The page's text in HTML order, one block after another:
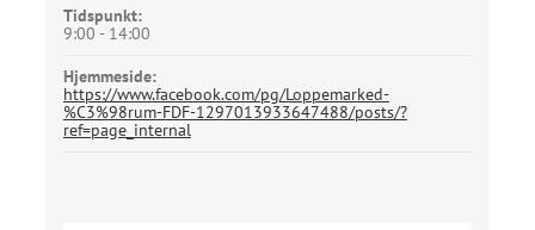
Tidspunkt:
9:00 - 14:00
Hjemmeside:
https://www.facebook.com/pg/Loppemarked-
%C3%98rum-FDF-1297013933647488/posts/?
ref=page_internal